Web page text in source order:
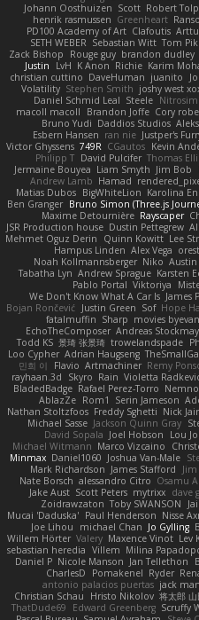
Johann Oosthuizen Scott Robert
henrik rasmussen Greenheart
PD100 Academy of Art Clafoutis
SETH WEBER Sebastian Witt Tom
Zack Bishop
Rouge guy brandon dudley
Justin
LvH K Anon Richie Karim
christian cuttino DaveHuman juanito
Volatility Stephen Smith joshy west
Daniel Schmid Leal Steele
macoll macoll
Brandon Joffe Cory
Bruno Yudi Daddios Studios
Esbern Hansen ran nie Justper's
Victor Ghyssens 749R CGautos Kevin
Philipp T David Pulcifer Thomas
Jermaine Bouyea Liam Smyth Jim Bob
Andrew Lamb Hamad
Matias Dubos BigWhiteLion Karolina En
Ben Granger Bruno Simon (Three.js
Maxime Detournière Rayscaper
JSR Production house Dustin Pettegrew
Mehmet Oguz Derin
Quinn Kowitt Lee
Hampus Linden Alex Vega
Noah Kollmannsberger Niko
Tabatha Lyn Andrew Sprague Karsten
Pablo Portal Viktoriya
We Don't Know What A Car Is James
Bojan Rončević
Justin Green Sof Hope
fatalmuffin Sharp movies byevan
EchoTheComposer Andreas
Todd KS 景琦 张景琦 trowelandspade
Loo Cypher Adrian Haugseng
민희 이
Flavio Artmachiner Remy
rayhaan.3d
Skyro Rain Violetta
BladedBadge Rafael Perez-Torro
AblazZe Rom1 Serin Jameson
Nathan Stoltzfoos Freddy Sghetti Nick
Michael Sasse Jackson Quinn Gray
David Sopala Joel Hobson Lou
Michael Witmann Marco Vizcaino
Minmax Daniel1060 Joshua Van-Male
Mark Richardson James Stafford
Nate Borsch alessandro Citro Osamu
Jake Aust Scott Peters mytrixx dave
Zoidrawzaton Toby SWANSON
Mucai 'Daduska' Paul Henderson Nisse
Joe Lihou
michael Chan Jo Gylling
Willem Hörter Valery Maxence Vinot Lev
sebastian heredia Villem Milina
Daniel P Nicole Manson Jan Tellethon
CharlesD
Pomakenel Ryder
antonio palacios puertas jack
Christian Schau
Hristo Nikolov 将太郎 山
ThatDude69
Edward Greenberg Scruffy